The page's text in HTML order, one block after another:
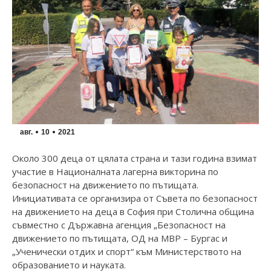
авг. 10 2021
Около 300 деца от цялата страна и тази година взимат
участие в Националната лагерна викторина по
безопасност на движението по пътищата.
Инициативата се организира от Съвета по безопасност
на движението на деца в София при Столична община
съвместно с Държавна агенция „Безопасност на
движението по пътищата, ОД на МВР – Бургас и
„Ученически отдих и спорт“ към Министерството на
образованието и науката.